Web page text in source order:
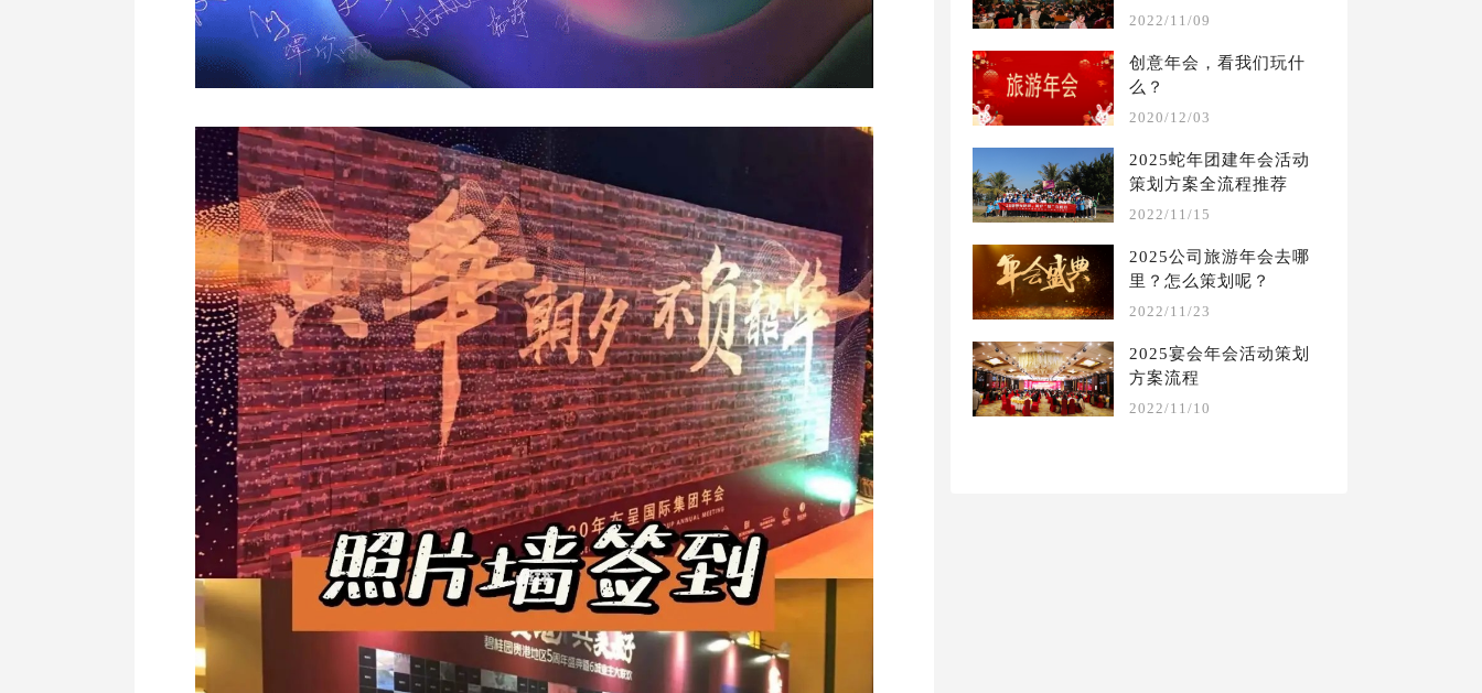
板）
2022/11/09
创意年会，看我们玩什
么？
2020/12/03
2025蛇年团建年会活动
策划方案全流程推荐
2022/11/15
2025公司旅游年会去哪
里？怎么策划呢？
2022/11/23
2025宴会年会活动策划
方案流程
2022/11/10